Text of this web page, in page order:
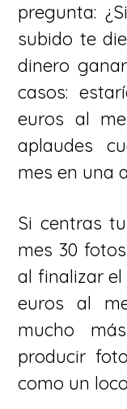
pregunta:
subido te
dinero
casos:
euros al
aplaudes
mes en una
Si centras
mes 30
al finalizar
euros al
mucho
producir
como un